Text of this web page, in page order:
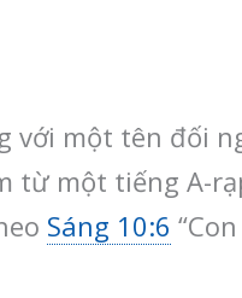
với một tên đối
từ một tiếng A-
Sáng 10:6